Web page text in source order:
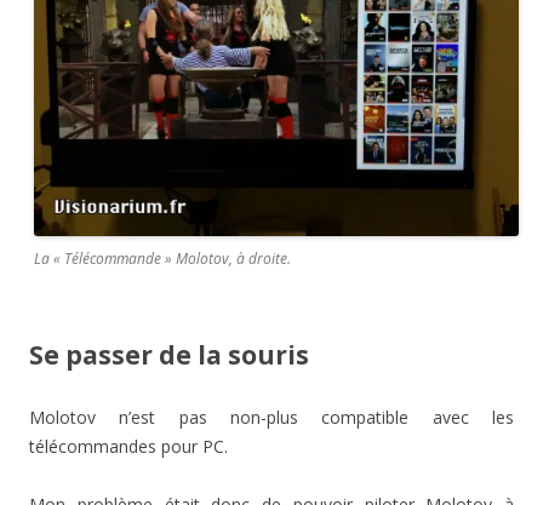
La « Télécommande » Molotov, à droite.
Se passer de la souris
Molotov n’est pas non-plus compatible avec les
télécommandes pour PC.